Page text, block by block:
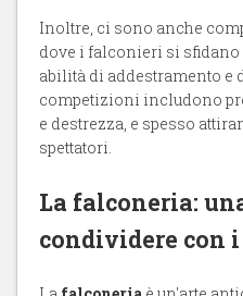
Inoltre, ci sono anche
dove i falconieri si
abilità di addestramento e
competizioni includono
e destrezza, e spesso
spettatori.
La falconeria:
condividere con